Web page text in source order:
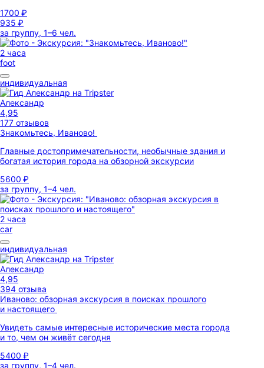
1700 ₽
935 ₽
за группу, 1–6 чел.
2 часа
foot
индивидуальная
Александр
4,95
177 отзывов
Знакомьтесь, Иваново!
Главные достопримечательности, необычные здания и
богатая история города на обзорной экскурсии
5600 ₽
за группу, 1–4 чел.
2 часа
car
индивидуальная
Александр
4,95
394 отзыва
Иваново: обзорная экскурсия в поисках прошлого
и настоящего
Увидеть самые интересные исторические места города
и то, чем он живёт сегодня
5400 ₽
за группу, 1–4 чел.